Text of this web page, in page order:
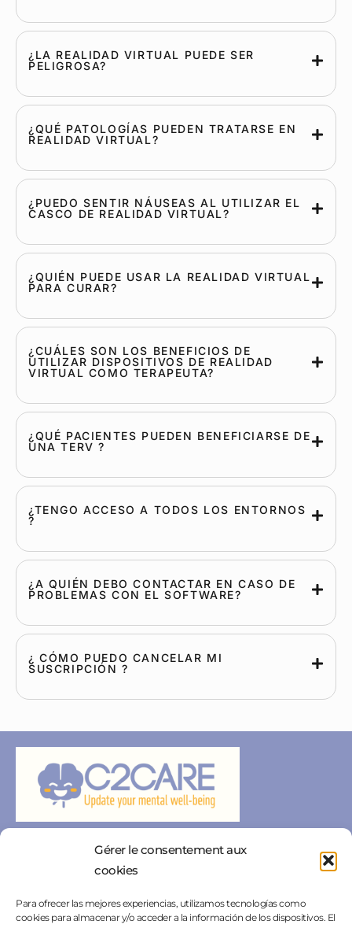
Gérer le consentement aux
cookies
Para ofrecer las mejores experiencias, utilizamos tecnologías como
cookies para almacenar y/o acceder a la información de los dispositivos. El
¿LA REALIDAD VIRTUAL PUEDE SER
PELIGROSA?
¿QUÉ PATOLOGÍAS PUEDEN TRATARSE EN
REALIDAD VIRTUAL?
¿PUEDO SENTIR NÁUSEAS AL UTILIZAR EL
CASCO DE REALIDAD VIRTUAL?
¿QUIÉN PUEDE USAR LA REALIDAD VIRTUAL
PARA CURAR?
¿CUÁLES SON LOS BENEFICIOS DE
UTILIZAR DISPOSITIVOS DE REALIDAD
VIRTUAL COMO TERAPEUTA?
¿QUÉ PACIENTES PUEDEN BENEFICIARSE DE
UNA TERV ?
¿TENGO ACCESO A TODOS LOS ENTORNOS
?
¿A QUIÉN DEBO CONTACTAR EN CASO DE
PROBLEMAS CON EL SOFTWARE?
¿ CÓMO PUEDO CANCELAR MI
SUSCRIPCIÓN ?
Contacto
Avisos legales
Área de prensa